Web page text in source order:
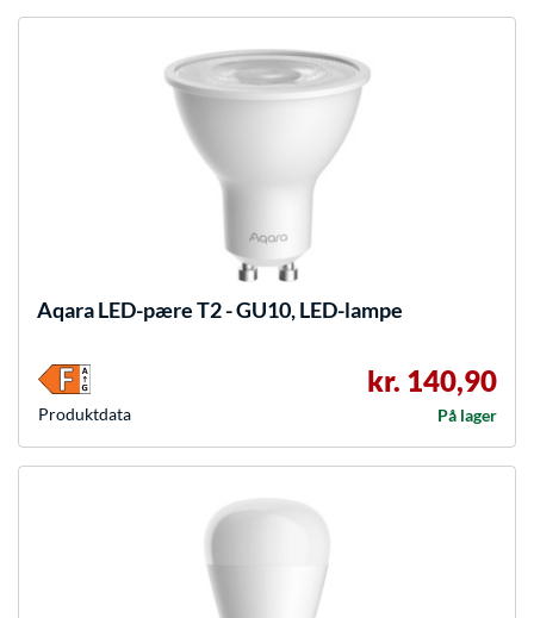
AqaraLED-pære T2 - GU10, LED-lampe
kr. 140,90
På lager
Produkt­data